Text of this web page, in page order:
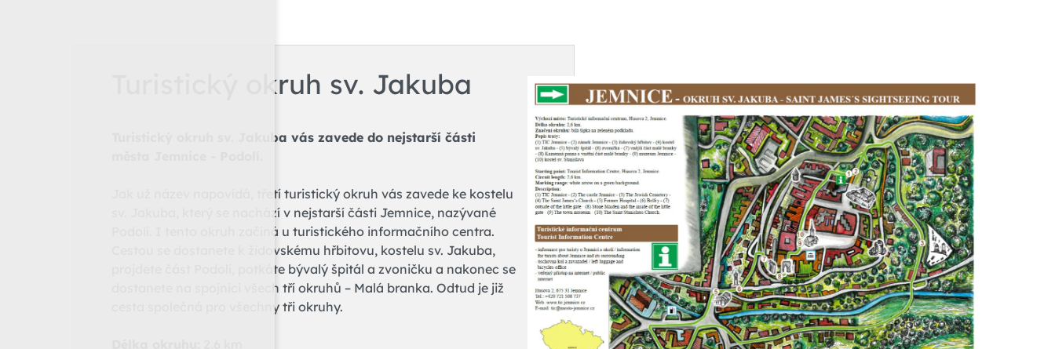
Turistický okruh sv. Jakuba
Turistický okruh sv. Jakuba vás zavede do nejstarší části
Jak už název napovídá, třetí turistický okruh vás zavede ke kostelu
sv. Jakuba, který se nachází v nejstarší části Jemnice, nazývané
Podolí. I tento okruh začíná u turistického informačního centra.
Cestou se dostanete k židovskému hřbitovu, kostelu sv. Jakuba,
projdete část Podolí, potkáte bývalý špitál a zvoničku a nakonec se
dostanete na spojnici všech tří okruhů – Malá branka. Odtud je již
cesta společná pro všechny tři okruhy.